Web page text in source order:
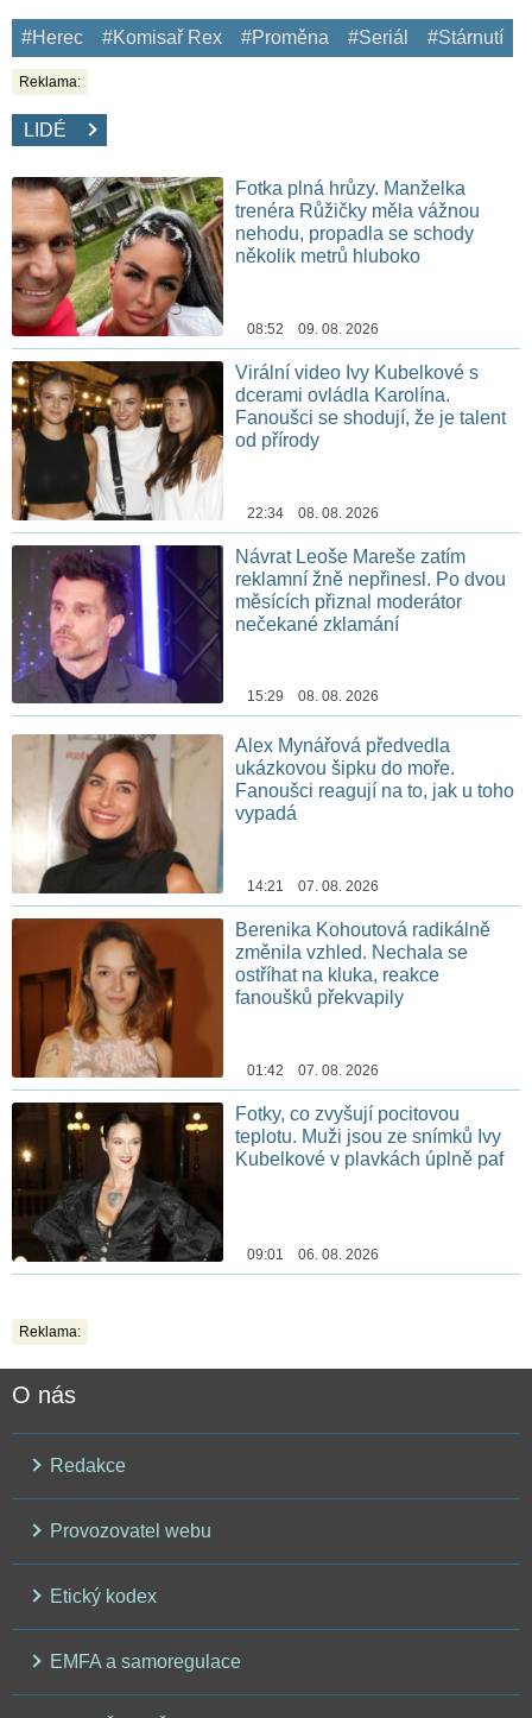
#Herec #Komisař Rex #Proměna #Seriál #Stárnutí
Reklama:
LIDÉ
Fotka plná hrůzy. Manželka
trenéra Růžičky měla vážnou
nehodu, propadla se schody
několik metrů hluboko
08:52 09. 08. 2026
Virální video Ivy Kubelkové s
dcerami ovládla Karolína.
Fanoušci se shodují, že je talent
od přírody
22:34 08. 08. 2026
Návrat Leoše Mareše zatím
reklamní žně nepřinesl. Po dvou
měsících přiznal moderátor
nečekané zklamání
15:29 08. 08. 2026
Alex Mynářová předvedla
ukázkovou šipku do moře.
Fanoušci reagují na to, jak u toho
vypadá
14:21 07. 08. 2026
Berenika Kohoutová radikálně
změnila vzhled. Nechala se
ostříhat na kluka, reakce
fanoušků překvapily
01:42 07. 08. 2026
Fotky, co zvyšují pocitovou
teplotu. Muži jsou ze snímků Ivy
Kubelkové v plavkách úplně paf
09:01 06. 08. 2026
Reklama:
O nás
Redakce
Provozovatel webu
Etický kodex
EMFA a samoregulace